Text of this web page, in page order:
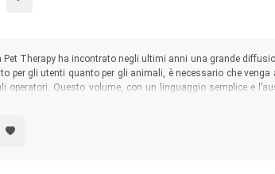
Pet Therapy ha incontrato negli ultimi anni una grande
per gli utenti quanto per gli animali, è necessario che venga
operatori. Questo volume, con un linguaggio semplice e
del campo delle disabilità neuromotorie e sensoriali di
di intervento riabilitativo, abilitativo e di mantenimento.